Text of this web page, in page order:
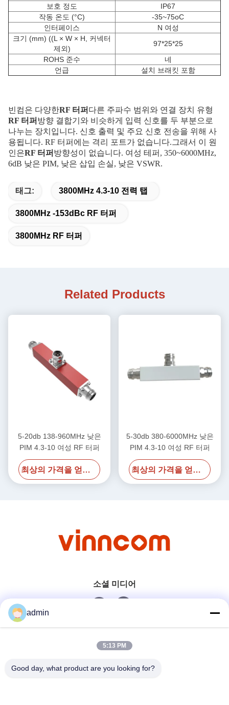
보호 정도
IP67
작동 온도 (°C)
-35~75oC
인터페이스
N 여성
크기 (mm) ((L × W × H, 커넥터
제외)
97*25*25
ROHS 준수
네
언급
설치 브래킷 포함
빈컴은 다양한RF 터퍼 다른 주파수 범위와 연결 장치 유형
RF 터퍼 방향 결합기와 비슷하게 입력 신호를 두 부분으로
나누는 장치입니다. 신호 출력 및 주요 신호 전송을 위해 사
용됩니다. RF 터퍼에는 격리 포트가 없습니다.그래서 이 원
인은RF 터퍼 방향성이 없습니다. 여성 테퍼, 350~6000MHz,
6dB 낮은 PIM, 낮은 삽입 손실, 낮은 VSWR.
태그: 3800MHz 4.3-10 전력 탭
3800MHz -153dBc RF 터퍼
3800MHz RF 터퍼
Related Products
5-20db 138-960MHz 낮은
PIM 4.3-10 여성 RF 터퍼
최상의 가격을 얻으세요
5-30db 380-6000MHz 낮은
PIM 4.3-10 여성 RF 터퍼
최상의 가격을 얻으세요
소셜 미디어
빠른 연락
admin
5:13 PM
Good day, what product are you looking for?